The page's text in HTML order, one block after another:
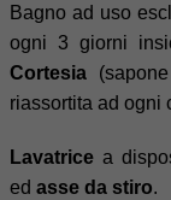
Bagno ad uso
ogni 3 giorni
Cortesia
riassortita ad ogni
Lavatrice a
ed asse da stiro.